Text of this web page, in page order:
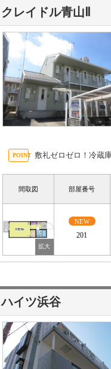
クレイドル青山Ⅱ
敷礼ゼロゼロ！冷蔵
間取図 部屋番号
NEW
201
ハイツ浜谷